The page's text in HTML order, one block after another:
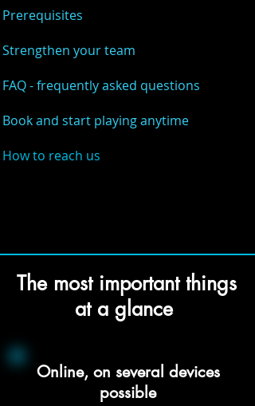
Prerequisites
Strengthen your team
FAQ - frequently asked questions
Book and start playing anytime
How to reach us
The most important things
at a glance
Online, on several devices
possible